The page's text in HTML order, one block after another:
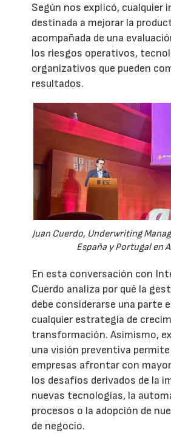
Según nos explicó, cualquier
destinada a mejorar la
acompañada de una
los riesgos operativos,
organizativos que pueden
resultados.
Juan Cuerdo, Underwriting
España y Portugal en
En esta conversación con
Cuerdo analiza por qué la
debe considerarse una parte
cualquier estrategia de
transformación. Asimismo,
una visión preventiva permite
empresas afrontar con
los desafíos derivados de la
nuevas tecnologías, la
procesos o la adopción de
de negocio.